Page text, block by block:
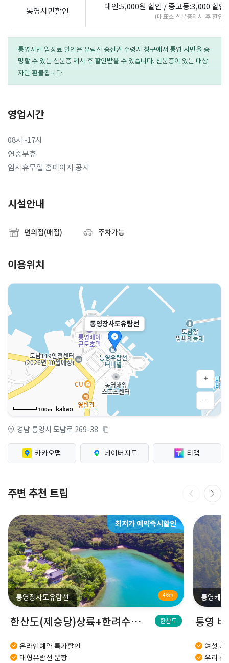
통영시민할인 대인:5,000원 할인 / 중고등:3,000 할인
(매표소 신분증제시 후 할인)
통영시민 입장료 할인은 유람선 승선권 수령시 창구에서 통영 시민을 증
명할 수 있는 신분증 제시 후 할인받을 수 있습니다. 신분증이 있는 대상
자만 환불됩니다.
영업시간
08시~17시
연중무휴
임시휴무일 홈페이지 공지
시설안내
편의점(매점) 주차가능
이용위치
통영장사도유람선
100m
경남 통영시 도남로 269-38
카카오맵 네이버지도 티맵
주변 추천 트립
최저가 예약즉시할인
통영장사도유람선 46m
한산도(제승당)상륙+한려수도투어 한산도
온라인예약 특가할인
대형유람선 운항
통영케
여섯 개
우리 집